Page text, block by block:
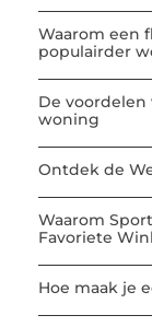
Waarom een
populairder
De
woning
Ontdek de
Waarom
Favoriete
Hoe maak je